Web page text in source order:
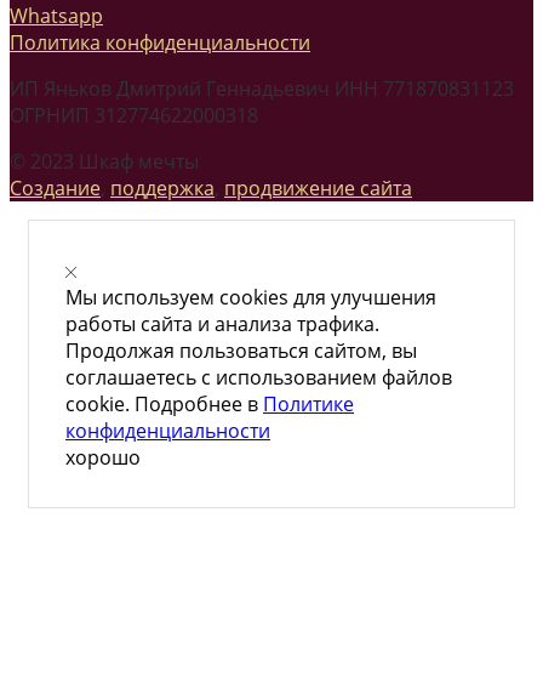
Whatsapp
Политика конфиденциальности
ИП Яньков Дмитрий Геннадьевич ИНН 771870831123
ОГРНИП 312774622000318
© 2023 Шкаф мечты
Создание, поддержка, продвижение сайта
Мы используем cookies для улучшения
работы сайта и анализа трафика.
Продолжая пользоваться сайтом, вы
соглашаетесь с использованием файлов
cookie. Подробнее в Политике
конфиденциальности
хорошо